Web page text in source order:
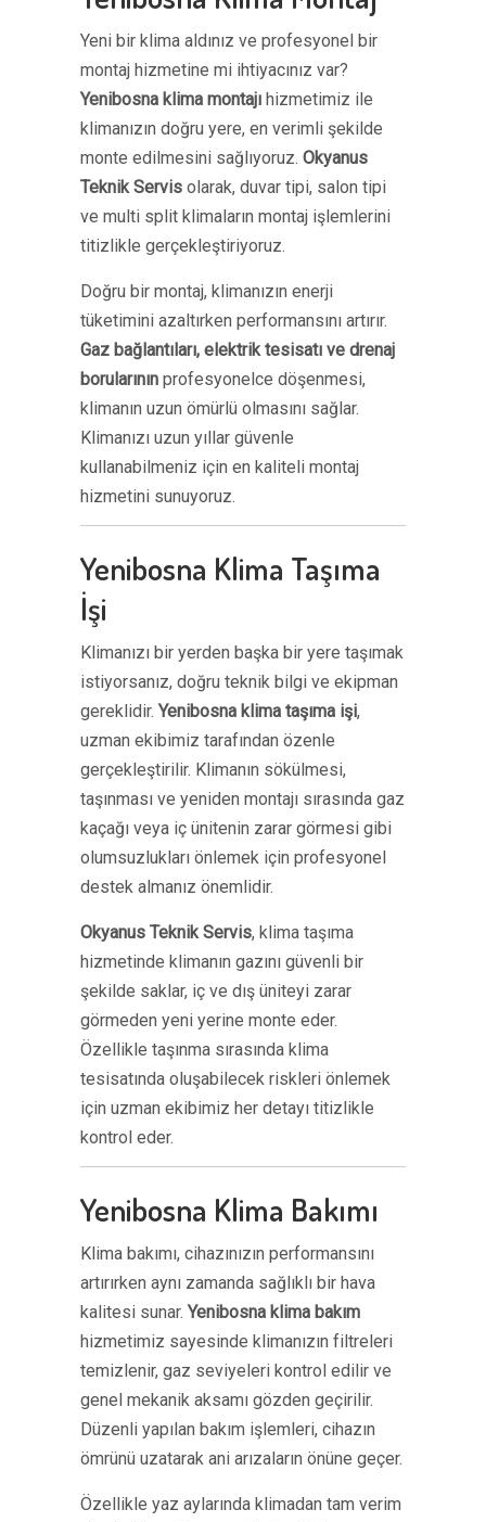
Yeni bir klima aldınız ve profesyonel bir
montaj hizmetine mi ihtiyacınız var?
Yenibosna klima montajı hizmetimiz ile
klimanızın doğru yere, en verimli şekilde
monte edilmesini sağlıyoruz. Okyanus
Teknik Servis olarak, duvar tipi, salon tipi
ve multi split klimaların montaj işlemlerini
titizlikle gerçekleştiriyoruz.
Doğru bir montaj, klimanızın enerji
tüketimini azaltırken performansını artırır.
Gaz bağlantıları, elektrik tesisatı ve drenaj
borularının profesyonelce döşenmesi,
klimanın uzun ömürlü olmasını sağlar.
Klimanızı uzun yıllar güvenle
kullanabilmeniz için en kaliteli montaj
hizmetini sunuyoruz.
Yenibosna Klima Taşıma
İşi
Klimanızı bir yerden başka bir yere taşımak
istiyorsanız, doğru teknik bilgi ve ekipman
gereklidir.Yenibosna klima taşıma işi,
uzman ekibimiz tarafından özenle
gerçekleştirilir. Klimanın sökülmesi,
taşınması ve yeniden montajı sırasında gaz
kaçağı veya iç ünitenin zarar görmesi gibi
olumsuzlukları önlemek için profesyonel
destek almanız önemlidir.
Okyanus Teknik Servis, klima taşıma
hizmetinde klimanın gazını güvenli bir
şekilde saklar, iç ve dış üniteyi zarar
görmeden yeni yerine monte eder.
Özellikle taşınma sırasında klima
tesisatında oluşabilecek riskleri önlemek
için uzman ekibimiz her detayı titizlikle
kontrol eder.
Yenibosna Klima Bakımı
Klima bakımı, cihazınızın performansını
artırırken aynı zamanda sağlıklı bir hava
kalitesi sunar.Yenibosna klima bakım
hizmetimiz sayesinde klimanızın filtreleri
temizlenir, gaz seviyeleri kontrol edilir ve
genel mekanik aksamı gözden geçirilir.
Düzenli yapılan bakım işlemleri, cihazın
ömrünü uzatarak ani arızaların önüne geçer.
Özellikle yaz aylarında klimadan tam verim